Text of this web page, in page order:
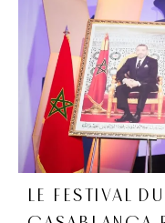
LE FESTIVAL